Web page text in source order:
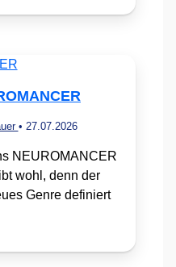
• 27.07.2026
NEUROMANCER
wohl, denn der
Genre definiert